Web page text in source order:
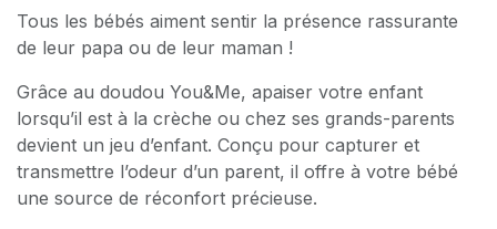
Tous les bébés aiment sentir la présence rassurante
de leur papa ou de leur maman !
Grâce au doudou You&Me, apaiser votre enfant
lorsqu’il est à la crèche ou chez ses grands-parents
devient un jeu d’enfant. Conçu pour capturer et
transmettre l’odeur d’un parent, il offre à votre bébé
une source de réconfort précieuse.